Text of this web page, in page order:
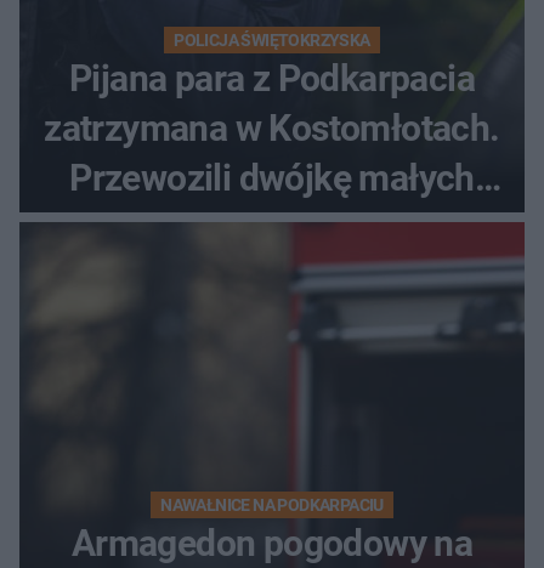
POLICJA ŚWIĘTOKRZYSKA
Pijana para z Podkarpacia
zatrzymana w Kostomłotach.
Przewozili dwójkę małych
dzieci
NAWAŁNICE NA PODKARPACIU
Armagedon pogodowy na